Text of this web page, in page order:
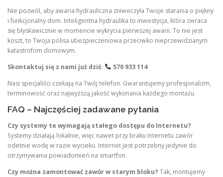
Nie pozwól, aby awaria hydrauliczna zniweczyła Twoje starania o piękny
i funkcjonalny dom. Inteligentna hydraulika to inwestycja, która zwraca
się błyskawicznie w momencie wykrycia pierwszej awarii. To nie jest
koszt, to Twoja polisa ubezpieczeniowa przeciwko nieprzewidzianym
katastrofom domowym.
Skontaktuj się z nami już dziś:
570 933 114
Nasi specjaliści czekają na Twój telefon. Gwarantujemy profesjonalizm,
terminowość oraz najwyższą jakość wykonania każdego montażu.
FAQ – Najczęściej zadawane pytania
Czy systemy te wymagają stałego dostępu do Internetu?
Systemy działają lokalnie, więc nawet przy braku Internetu zawór
odetnie wodę w razie wycieku. Internet jest potrzebny jedynie do
otrzymywania powiadomień na smartfon.
Czy można zamontować zawór w starym bloku? Tak, montujemy